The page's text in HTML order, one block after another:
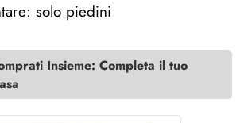
solo piedini
Insieme: Completa il tuo